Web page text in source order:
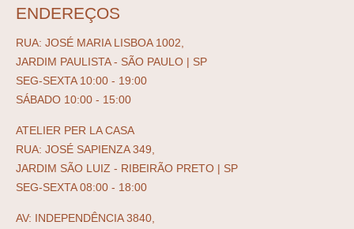
ENDEREÇOS
RUA: JOSÉ MARIA LISBOA 1002,
JARDIM PAULISTA - SÃO PAULO | SP
SEG-SEXTA 10:00 - 19:00
SÁBADO 10:00 - 15:00
ATELIER PER LA CASA
RUA: JOSÉ SAPIENZA 349,
JARDIM SÃO LUIZ - RIBEIRÃO PRETO | SP
SEG-SEXTA 08:00 - 18:00
AV: INDEPENDÊNCIA 3840,